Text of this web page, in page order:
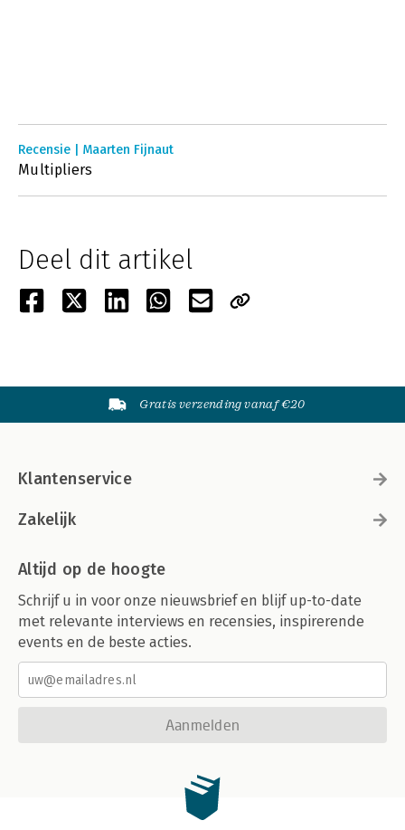
Recensie | Maarten Fijnaut
Multipliers
Deel dit artikel
Gratis verzending vanaf €20
Klantenservice
Zakelijk
Altijd op de hoogte
Schrijf u in voor onze nieuwsbrief en blijf up-to-date
met relevante interviews en recensies, inspirerende
events en de beste acties.
Aanmelden